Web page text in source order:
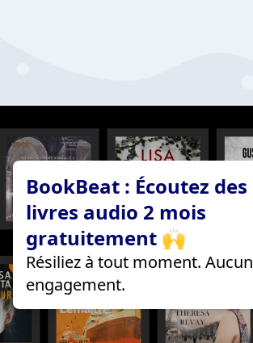
BookBeat : Écoutez des
livres audio 2 mois
gratuitement 🙌
Résiliez à tout moment. Aucun
engagement.